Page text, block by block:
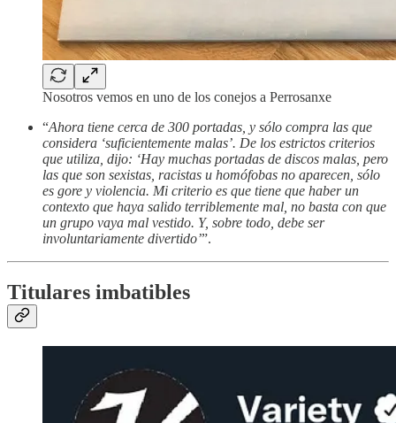
Nosotros vemos en uno de los conejos a Perrosanxe
“Ahora tiene cerca de 300 portadas, y sólo compra las que
considera ‘suficientemente malas’. De los estrictos criterios
que utiliza, dijo: ‘Hay muchas portadas de discos malas, pero
las que son sexistas, racistas u homófobas no aparecen, sólo
es gore y violencia. Mi criterio es que tiene que haber un
contexto que haya salido terriblemente mal, no basta con que
un grupo vaya mal vestido. Y, sobre todo, debe ser
involuntariamente divertido’”.
Titulares imbatibles